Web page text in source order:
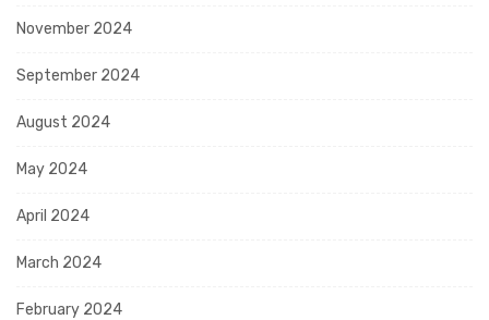
November 2024
September 2024
August 2024
May 2024
April 2024
March 2024
February 2024